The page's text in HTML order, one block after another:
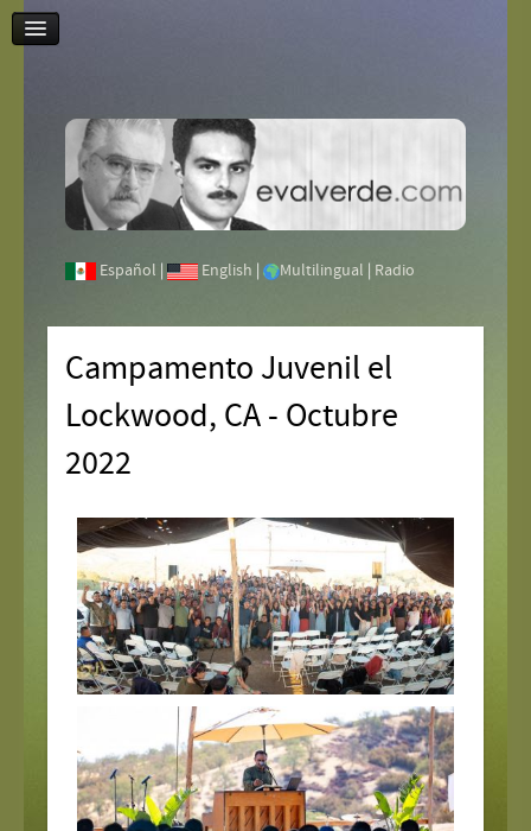
Español | English | Multilingual Radio
Campamento Juvenil el
Lockwood, CA - Octubre
2022